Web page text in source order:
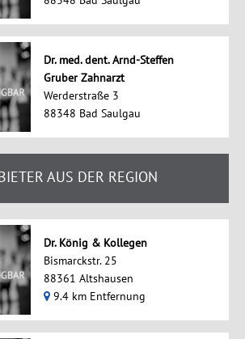
Dr. med. dent. Arnd-Steffen
Gruber Zahnarzt
Werderstraße 3
88348 Bad Saulgau
AUS DER REGION
Dr. König & Kollegen
Bismarckstr. 25
88361 Altshausen
9.4 km Entfernung